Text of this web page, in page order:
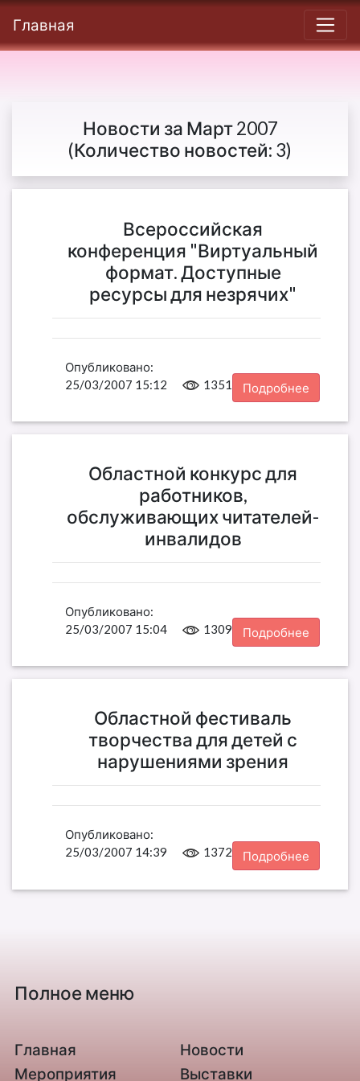
Главная
Новости за Март 2007
(Количество новостей: 3)
Всероссийская
конференция "Виртуальный
формат. Доступные
ресурсы для незрячих"
Опубликовано:
25/03/2007 15:12
1351 Подробнее
Областной конкурс для
работников,
обслуживающих читателей-
инвалидов
Опубликовано:
25/03/2007 15:04
1309 Подробнее
Областной фестиваль
творчества для детей с
нарушениями зрения
Опубликовано:
25/03/2007 14:39
1372 Подробнее
Полное меню
Главная
Новости
Мероприятия
Выставки